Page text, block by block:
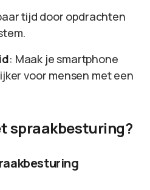
tijd door opdrachten
: Maak je smartphone
voor mensen met een
spraakbesturing?